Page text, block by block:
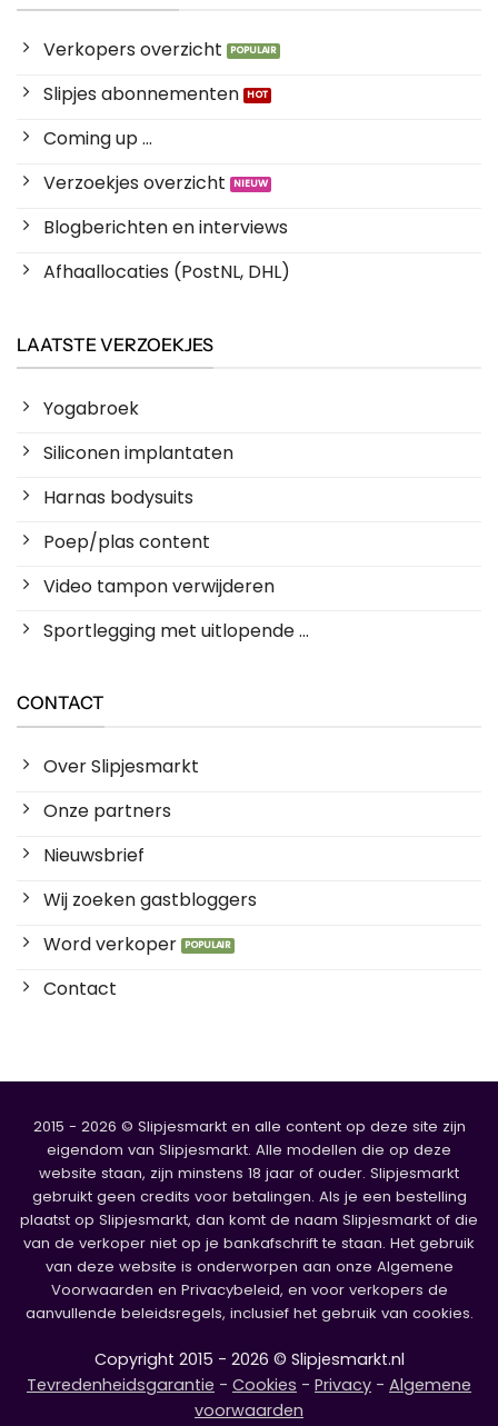
Verkopers overzicht
Slipjes abonnementen
Coming up ...
Verzoekjes overzicht
Blogberichten en interviews
Afhaallocaties (PostNL, DHL)
LAATSTE VERZOEKJES
Yogabroek
Siliconen implantaten
Harnas bodysuits
Poep/plas content
Video tampon verwijderen
Sportlegging met uitlopende ...
CONTACT
Over Slipjesmarkt
Onze partners
Nieuwsbrief
Wij zoeken gastbloggers
Word verkoper
Contact
2015 - 2026 © Slipjesmarkt en alle content op deze site zijn
eigendom van Slipjesmarkt. Alle modellen die op deze
website staan, zijn minstens 18 jaar of ouder. Slipjesmarkt
gebruikt geen credits voor betalingen. Als je een bestelling
plaatst op Slipjesmarkt, dan komt de naam Slipjesmarkt of die
van de verkoper niet op je bankafschrift te staan. Het gebruik
van deze website is onderworpen aan onze Algemene
Voorwaarden en Privacybeleid, en voor verkopers de
aanvullende beleidsregels, inclusief het gebruik van cookies.
Copyright 2015 - 2026 © Slipjesmarkt.nl
Tevredenheidsgarantie - Cookies - Privacy - Algemene
voorwaarden